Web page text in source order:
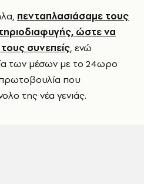
πενταπλασιάσαμε τους
ώστε να
τους συνεπείς, ενώ
των μέσων με το 24ωρο
που
της νέα γενιάς.